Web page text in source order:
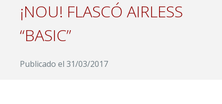
¡NOU! FLASCÓ AIRLESS
“BASIC”
Publicado el 31/03/2017